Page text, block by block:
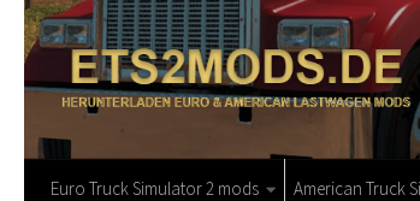
Euro Truck Simulator 2 mods American Truck